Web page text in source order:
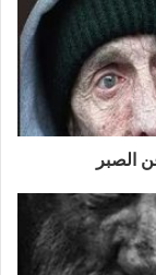
الصبر